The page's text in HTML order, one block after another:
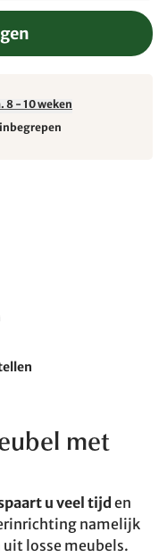
8 - 10 weken
met
u veel tijd en
namelijk
losse meubels.